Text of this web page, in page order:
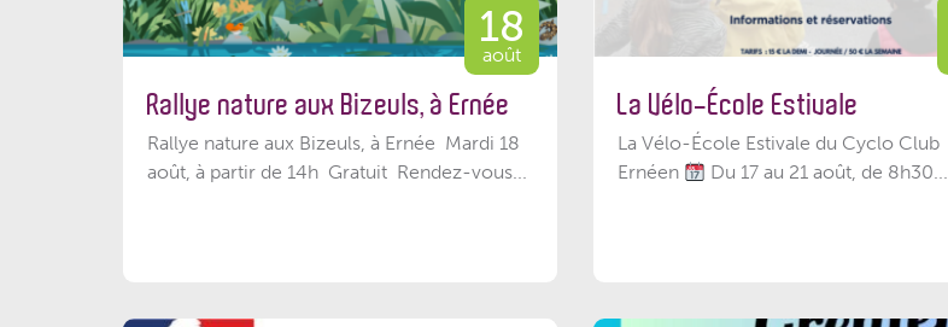
18
août
Rallye nature aux Bizeuls, à Ernée
Rallye nature aux Bizeuls, à Ernée Mardi 18
août, à partir de 14h Gratuit Rendez-vous...
La Vélo-École Estivale
La Vélo-École Estivale du Cyclo Club
Ernéen
Du 17 au 21 août, de 8h30...